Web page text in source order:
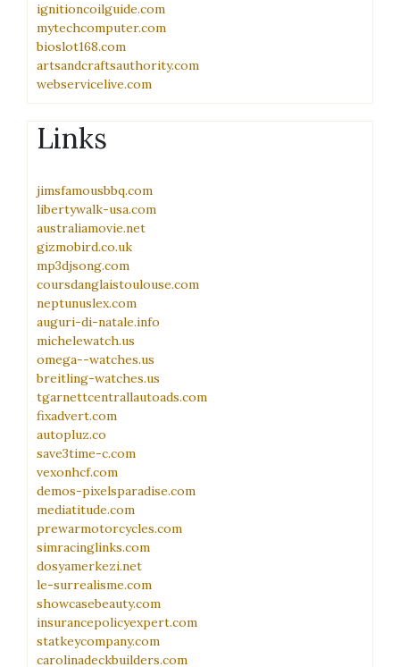
ignitioncoilguide.com
mytechcomputer.com
bioslot168.com
artsandcraftsauthority.com
webservicelive.com
Links
jimsfamousbbq.com
libertywalk-usa.com
australiamovie.net
gizmobird.co.uk
mp3djsong.com
coursdanglaistoulouse.com
neptunuslex.com
auguri-di-natale.info
michelewatch.us
omega--watches.us
breitling-watches.us
tgarnettcentrallautoads.com
fixadvert.com
autopluz.co
save3time-c.com
vexonhcf.com
demos-pixelsparadise.com
mediatitude.com
prewarmotorcycles.com
simracinglinks.com
dosyamerkezi.net
le-surrealisme.com
showcasebeauty.com
insurancepolicyexpert.com
statkeycompany.com
carolinadeckbuilders.com